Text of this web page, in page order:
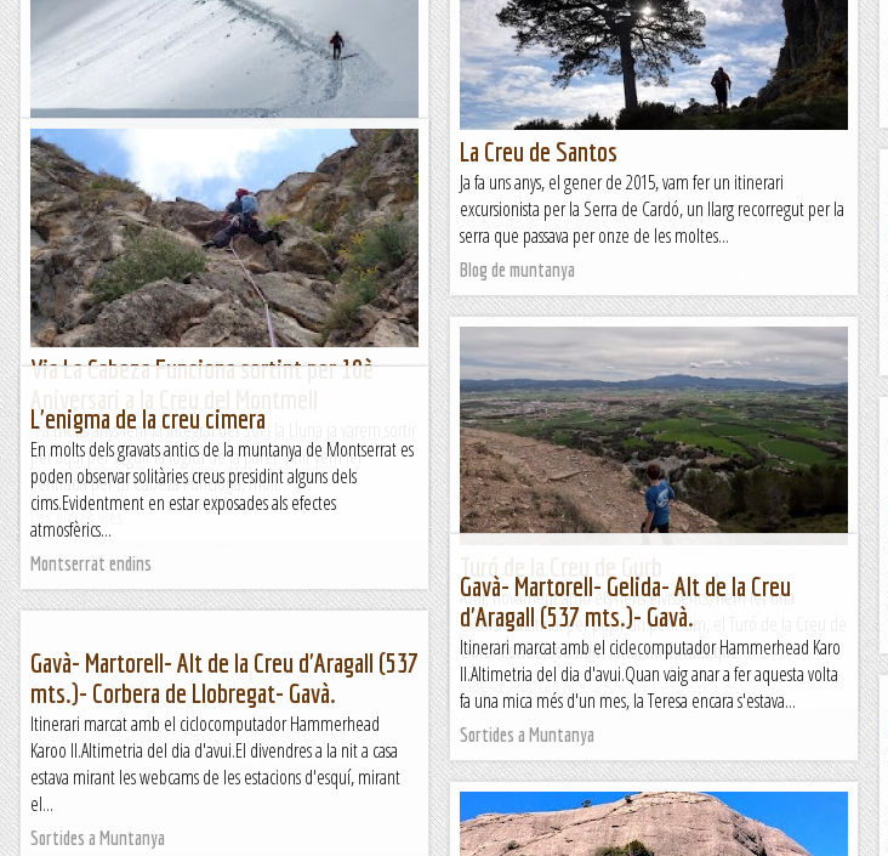
Ha desaparegut la creu de l’Aneto
Ha desaparegut la creu de l’Aneto i tothom s’ha escandalitzat
molt. Sempre passa igual: desapareix un tros de ferro d’una
muntanya i sembla que haja caigut la...
A un tir de pedra
La Creu de Santos
Ja fa uns anys, el gener de 2015, vam fer un itinerari
excursionista per la Serra de Cardó, un llarg recorregut per la
serra que passava per onze de les moltes...
Blog de muntanya
Via La Cabeza Funciona sortint per 10è
Fa molts anys fent la Integral del Sol i la Lluna ja varem sortir
per aqui per seguir la logica de la paret. Ahir vem fer
l'entrada per La Cabeza Funciona, molt...
Les altres vies...
Avui, novament amb els nens eivissencs, hem fet una
excursió matinal per pujar un petit cim, el Turó de la Creu de
Gurb. Com el seu nom idica, no és més que...
Blog de muntanya
L'enigma de la creu cimera
En molts dels gravats antics de la muntanya de Montserrat es
poden observar solitàries creus presidint alguns dels
cims.Evidentment en estar exposades als efectes
atmosfèrics...
Montserrat endins
Gavà- Martorell- Gelida- Alt de la Creu
d'Aragall (537 mts.)- Gavà.
Itinerari marcat amb el ciclecomputador Hammerhead Karo
II.Altimetria del dia d'avui.Quan vaig anar a fer aquesta volta
fa una mica més d'un mes, la Teresa encara s'estava...
Sortides a Muntanya
Gavà- Martorell- Alt de la Creu d'Aragall (537
mts.)- Corbera de Llobregat- Gavà.
Itinerari marcat amb el ciclocomputador Hammerhead
Karoo II.Altimetria del dia d'avui.El divendres a la nit a casa
estava mirant les webcams de les estacions d'esquí, mirant
el...
Sortides a Muntanya